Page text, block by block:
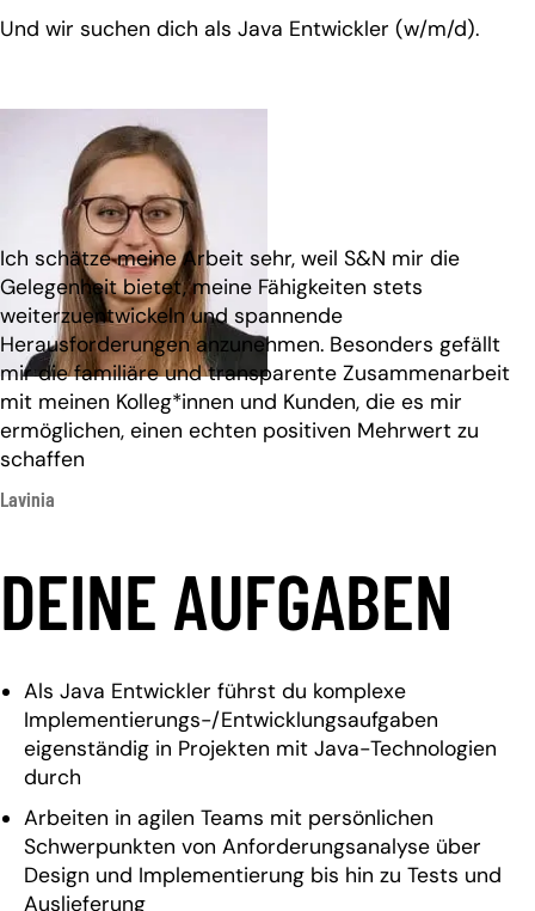
Und wir suchen dich als Java Entwickler (w/m/d).
Ich schätze meine Arbeit sehr, weil S&N mir die
Gelegenheit bietet, meine Fähigkeiten stets
weiterzuentwickeln und spannende
Herausforderungen anzunehmen. Besonders gefällt
mir die familiäre und transparente Zusammenarbeit
mit meinen Kolleg*innen und Kunden, die es mir
ermöglichen, einen echten positiven Mehrwert zu
schaffen
Lavinia
DEINE AUFGABEN
Als Java Entwickler führst du komplexe
Implementierungs-/Entwicklungsaufgaben
eigenständig in Projekten mit Java-Technologien
durch
Arbeiten in agilen Teams mit persönlichen
Schwerpunkten von Anforderungsanalyse über
Design und Implementierung bis hin zu Tests und
Auslieferung